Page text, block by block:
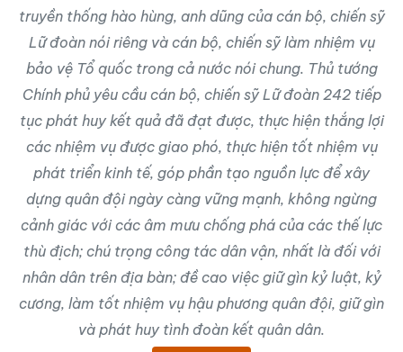
truyền thống hào hùng, anh dũng của cán bộ, chiến sỹ
Lữ đoàn nói riêng và cán bộ, chiến sỹ làm nhiệm vụ
bảo vệ Tổ quốc trong cả nước nói chung. Thủ tướng
Chính phủ yêu cầu cán bộ, chiến sỹ Lữ đoàn 242 tiếp
tục phát huy kết quả đã đạt được, thực hiện thắng lợi
các nhiệm vụ được giao phó, thực hiện tốt nhiệm vụ
phát triển kinh tế, góp phần tạo nguồn lực để xây
dựng quân đội ngày càng vững mạnh, không ngừng
cảnh giác với các âm mưu chống phá của các thế lực
thù địch; chú trọng công tác dân vận, nhất là đối với
nhân dân trên địa bàn; đề cao việc giữ gìn kỷ luật, kỷ
cương, làm tốt nhiệm vụ hậu phương quân đội, giữ gìn
và phát huy tình đoàn kết quân dân.